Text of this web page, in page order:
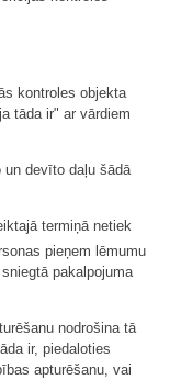
kontroles objekta
tāda ir" ar vārdiem
devīto daļu šādā
termiņā netiek
pieņem lēmumu
pakalpojuma
nodrošina tā
ir, piedaloties
apturēšanu, vai